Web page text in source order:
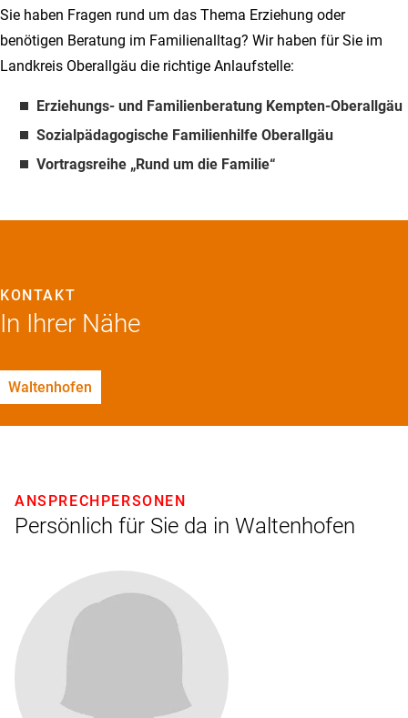
Sie haben Fragen rund um das Thema Erziehung oder
benötigen Beratung im Familienalltag? Wir haben für Sie im
Landkreis Oberallgäu die richtige Anlaufstelle:
Erziehungs- und Familienberatung Kempten-Oberallgäu
Sozialpädagogische Familienhilfe Oberallgäu
Vortragsreihe „Rund um die Familie“
In Ihrer Nähe
KONTAKT
Waltenhofen
Persönlich für Sie da in Waltenhofen
ANSPRECHPERSONEN